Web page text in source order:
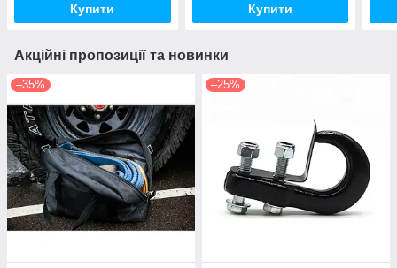
Купити Купити
Акційні пропозиції та новинки
–35% –25%